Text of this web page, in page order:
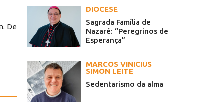
De
DIOCESE
Sagrada Família de
Nazaré: “Peregrinos de
Esperança”
MARCOS VINICIUS
SIMON LEITE
Sedentarismo da alma